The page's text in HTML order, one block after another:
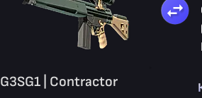
G3SG1 | Contractor